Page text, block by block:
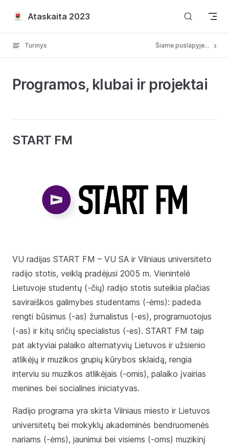
Skip to content
Ataskaita 2023
Turinys Šiame puslapyje...
Programos, klubai ir projektai
START FM
VU radijas START FM – VU SA ir Vilniaus universiteto
radijo stotis, veiklą pradėjusi 2005 m. Vienintelė
Lietuvoje studentų (-čių) radijo stotis suteikia plačias
saviraiškos galimybes studentams (-ėms): padeda
rengti būsimus (-as) žurnalistus (-es), programuotojus
(-as) ir kitų sričių specialistus (-es). START FM taip
pat aktyviai palaiko alternatyvių Lietuvos ir užsienio
atlikėjų ir muzikos grupių kūrybos sklaidą, rengia
interviu su muzikos atlikėjais (-omis), palaiko įvairias
menines bei socialines iniciatyvas.
Radijo programa yra skirta Vilniaus miesto ir Lietuvos
universitetų bei mokyklų akademinės bendruomenės
nariams (-ėms), jaunimui bei visiems (-oms) muzikinį